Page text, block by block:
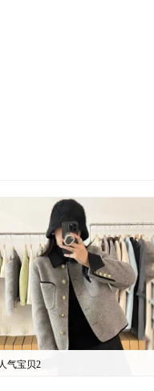
人气宝贝2